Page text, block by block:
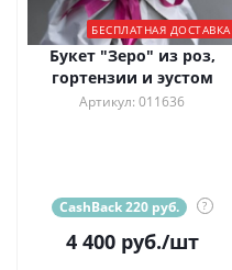
БЕСПЛАТНАЯ ДОСТАВКА
Букет "Зеро" из роз,
гортензии и эустом
Артикул: 011636
CashBack 220 руб. ?
4 400руб./шт